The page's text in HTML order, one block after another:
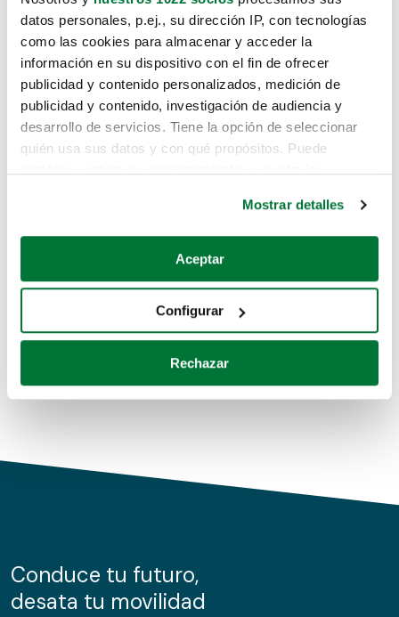
datos personales, p.ej., su dirección IP, con tecnologías
como las cookies para almacenar y acceder la
información en su dispositivo con el fin de ofrecer
publicidad y contenido personalizados, medición de
publicidad y contenido, investigación de audiencia y
desarrollo de servicios. Tiene la opción de seleccionar
quién usa sus datos y con qué propósitos. Puede
Si lo permite, también quisiéramos:
Recopilar información sobre su ubicación geográfica
Identificar su dispositivo analizándolo activamente
para buscar características específicas (huellas
Obtenga más información sobre cómo se procesan sus
de cookies.
información sobre el uso que haga del sitio web con
nuestros partners de redes sociales, publicidad y análisis
Mostrar detalles
Aceptar
Configurar
Rechazar
Lo sentimos, no sabemos como
te hemos traido hasta aquí.
Pero puedes encontrar el coche que estás
buscando en alguno de estos enlaces:
Coches de segunda mano
Coches de km0
Conduce tu futuro,
desata tu movilidad